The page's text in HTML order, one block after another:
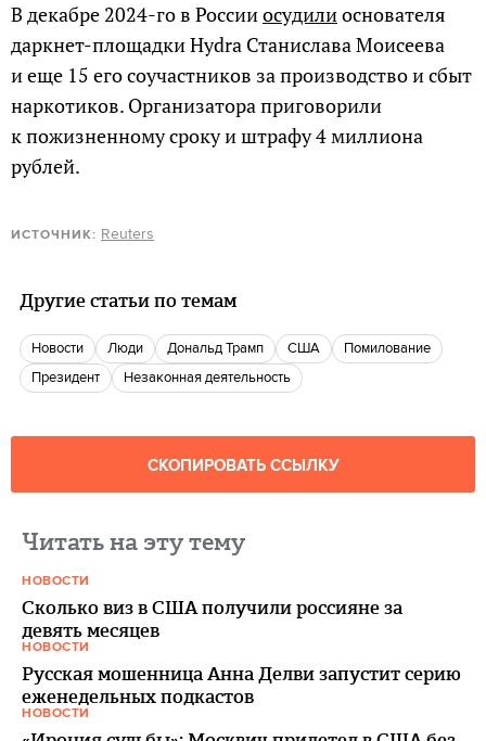
В декабре 2024-го в Россииосудилиоснователя
даркнет-площадки Hydra Станислава Моисеева
и еще 15 его соучастников за производство и сбыт
наркотиков. Организатора приговорили
к пожизненному сроку и штрафу 4 миллиона
рублей.
ИСТОЧНИК: Reuters
Другие статьи по темам
новости люди Дональд Трамп США
помилование
президент
незаконная деятельность
СКОПИРОВАТЬ ССЫЛКУ
Читать на эту тему
НОВОСТИ
Сколько виз в США получили россияне за
девять месяцев
НОВОСТИ
Русская мошенница Анна Делви запустит серию
еженедельных подкастов
НОВОСТИ